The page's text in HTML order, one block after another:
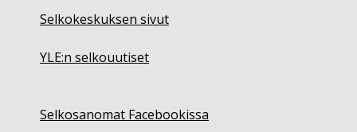
Selkokeskuksen sivut
YLE:n selkouutiset
Selkosanomat Facebookissa